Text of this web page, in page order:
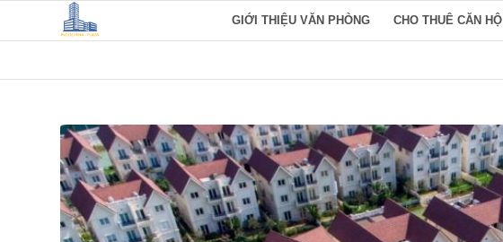
GIỚI THIỆU VĂN PHÒNG CHO THUÊ CĂN HỘ